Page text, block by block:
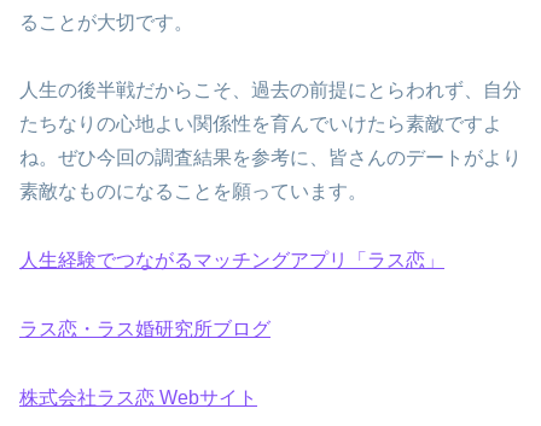
ることが大切です。
人生の後半戦だからこそ、過去の前提にとらわれず、自分
たちなりの心地よい関係性を育んでいけたら素敵ですよ
ね。ぜひ今回の調査結果を参考に、皆さんのデートがより
素敵なものになることを願っています。
人生経験でつながるマッチングアプリ「ラス恋」
ラス恋・ラス婚研究所ブログ
株式会社ラス恋 Webサイト